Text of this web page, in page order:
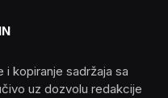
i kopiranje sadržaja sa
uz dozvolu redakcije